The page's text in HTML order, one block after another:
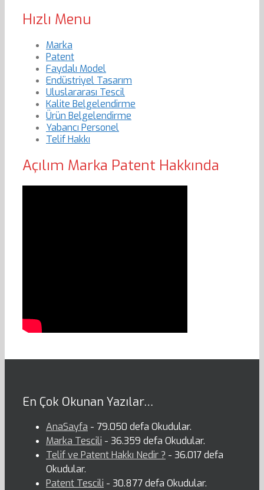
Hızlı Menu
Marka
Patent
Faydalı Model
Endüstriyel Tasarım
Uluslararası Tescil
Kalite Belgelendirme
Ürün Belgelendirme
Yabancı Personel
Telif Hakkı
Açılım Marka Patent Hakkında
En Çok Okunan Yazılar…
AnaSayfa - 79.050 defa Okudular.
Marka Tescili - 36.359 defa Okudular.
Telif ve Patent Hakkı Nedir ? - 36.017 defa
Okudular.
Patent Tescili - 30.877 defa Okudular.